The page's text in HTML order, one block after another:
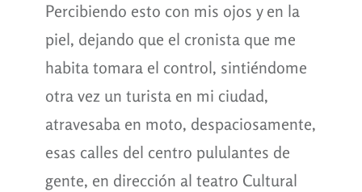
Percibiendo esto con mis ojos y en la
piel, dejando que el cronista que me
habita tomara el control, sintiéndome
otra vez un turista en mi ciudad,
atravesaba en moto, despaciosamente,
esas calles del centro pululantes de
gente, en dirección al teatro Cultural